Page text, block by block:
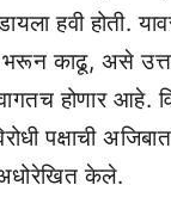
हवी होती.
काढू, असे
होणार आहे.
पक्षाची
केले.